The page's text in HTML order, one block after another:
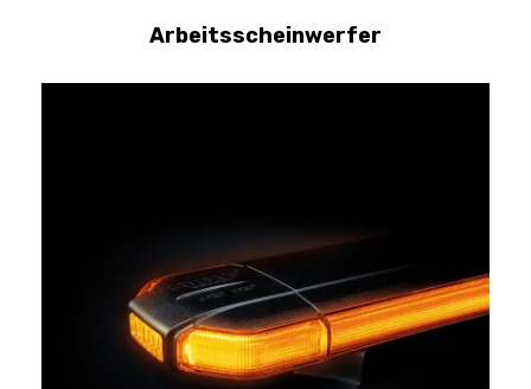
Arbeitsscheinwerfer